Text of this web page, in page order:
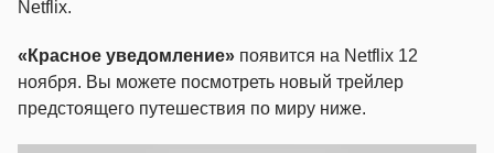
Netflix.
«Красное уведомление» появится на Netflix 12
ноября. Вы можете посмотреть новый трейлер
предстоящего путешествия по миру ниже.